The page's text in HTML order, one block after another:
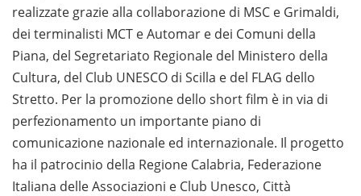
realizzate grazie alla collaborazione di MSC e Grimaldi,
dei terminalisti MCT e Automar e dei Comuni della
Piana, del Segretariato Regionale del Ministero della
Cultura, del Club UNESCO di Scilla e del FLAG dello
Stretto. Per la promozione dello short film è in via di
perfezionamento un importante piano di
comunicazione nazionale ed internazionale. Il progetto
ha il patrocinio della Regione Calabria, Federazione
Italiana delle Associazioni e Club Unesco, Città